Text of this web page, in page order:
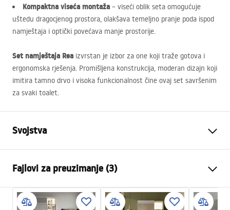
Kompaktna viseća montaža – viseći oblik seta omogućuje
uštedu dragocjenog prostora, olakšava temeljno pranje poda ispod
namještaja i optički povećava manje prostorije.
Set namještaja Rea izvrstan je izbor za one koji traže gotova i
ergonomska rješenja. Promišljena konstrukcija, moderan dizajn koji
imitira tamno drvo i visoka funkcionalnost čine ovaj set savršenim
za svaki toalet.
Svojstva
Način montaže
Materijal
Sanitarna keramika, Plastika,
Šperploča
Fajlovi za preuzimanje (3)
Uputstvo za montažu